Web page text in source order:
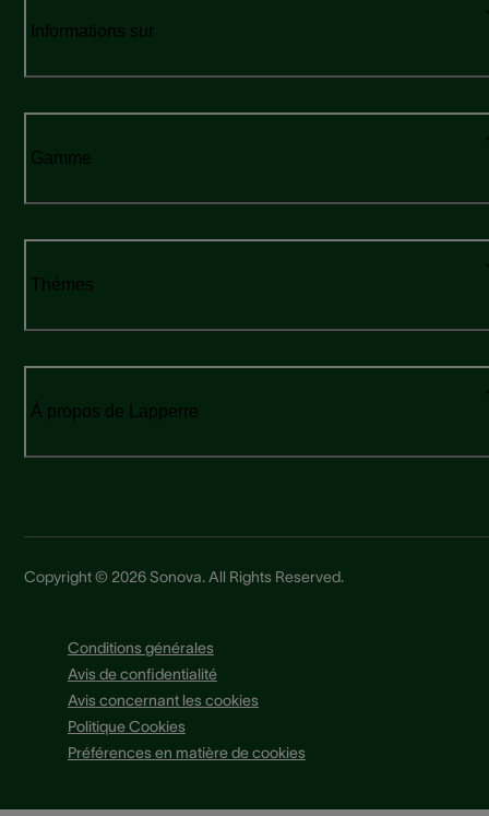
Informations sur
Gamme
Thèmes
À propos de Lapperre
Copyright © 2026 Sonova. All Rights Reserved.
Conditions générales
Avis de confidentialité
Avis concernant les cookies
Politique Cookies
Préférences en matière de cookies